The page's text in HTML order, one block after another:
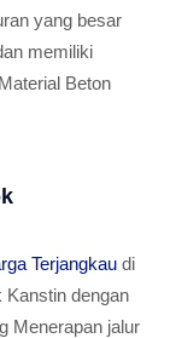
yang besar
memiliki
Beton
Terjangkau di
Kanstin dengan
Menerapan jalur